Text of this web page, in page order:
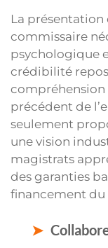
La
commissaire
psychologique
crédibilité
compréhension
précédent de
seulement
une vision
magistrats
des garanties
financement du